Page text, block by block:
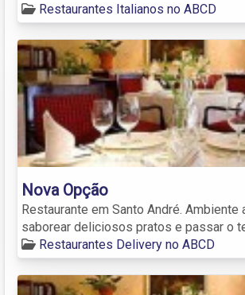
Restaurantes Italianos no ABCD
Nova Opção
Restaurante em Santo André. Ambiente
saborear deliciosos pratos e passar o
Restaurantes Delivery no ABCD